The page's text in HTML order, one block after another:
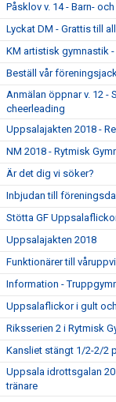
Påsklov v. 14 - Barn-
Lyckat DM - Grattis till
KM artistisk gymnastik
Beställ vår
Anmälan öppnar v. 12 -
cheerleading
Uppsalajakten 2018 -
NM 2018 - Rytmisk
Är det dig vi söker?
Inbjudan till
Stötta GF
Uppsalajakten 2018
Funktionärer till
Information -
Uppsalaflickor i gult
Riksserien 2 i Rytmisk
Kansliet stängt 1/2-2/2
Uppsala idrottsgalan
tränare